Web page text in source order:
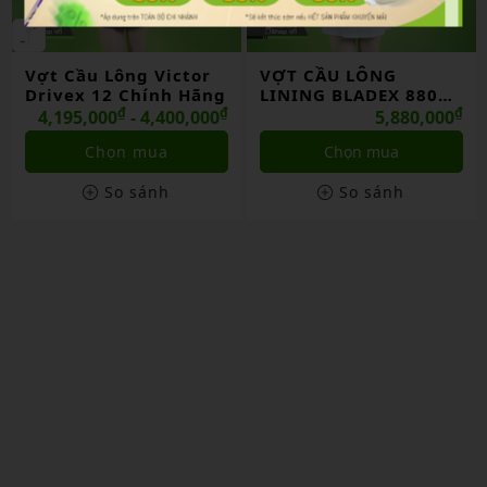
Vợt Cầu Lông Victor
Drivex 12 Chính Hãng
4,195,000₫ - 4,400,000₫
Chọn mua
So sánh
VỢT CẦU LÔNG
LINING BLADEX 880
SHIDA 2026 CHÍNH
HÃNG
5,880,000₫
Chọn mua
So sánh